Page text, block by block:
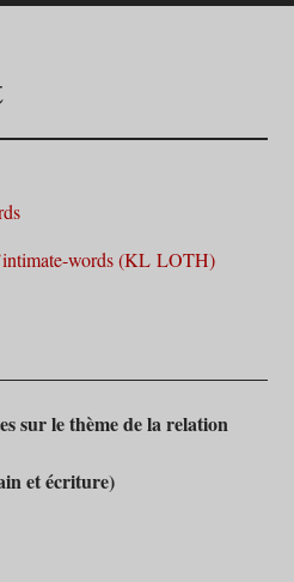
words (KL LOTH)
sur le thème de la relation
et écriture)